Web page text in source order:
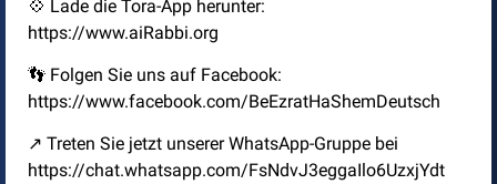
💠 Lade die Tora-App herunter:
https://www.aiRabbi.org
👣 Folgen Sie uns auf Facebook:
https://www.facebook.com/BeEzratHaShemDeutsch
↗️ Treten Sie jetzt unserer WhatsApp-Gruppe bei
https://chat.whatsapp.com/FsNdvJ3eggaIlo6UzxjYdt